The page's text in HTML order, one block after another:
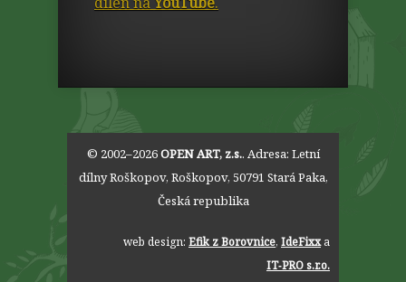
© 2002–2026OPEN ART, z.s.. Adresa: Letní
dílny Roškopov, Roškopov, 50791 Stará Paka,
Česká republika
web design: Efik z Borovnice, IdeFixxa
IT‑PRO s.r.o.